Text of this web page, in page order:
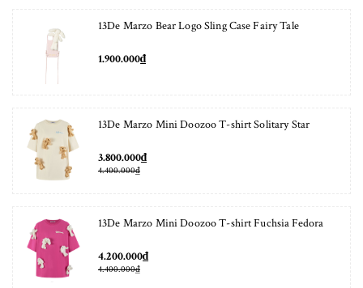
13De Marzo Bear Logo Sling Case Fairy Tale
1.900.000₫
13De Marzo Mini Doozoo T-shirt Solitary Star
3.800.000₫
4.400.000₫
13De Marzo Mini Doozoo T-shirt Fuchsia Fedora
4.200.000₫
4.400.000₫